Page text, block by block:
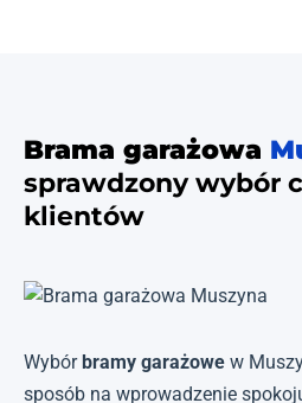
Brama garażowa
sprawdzony wybór
klientów
Wybórbramy garażowe w
sposób na wprowadzenie